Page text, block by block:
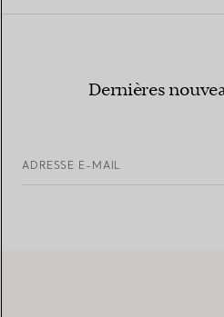
Dernières
ADRESSE E-MAIL